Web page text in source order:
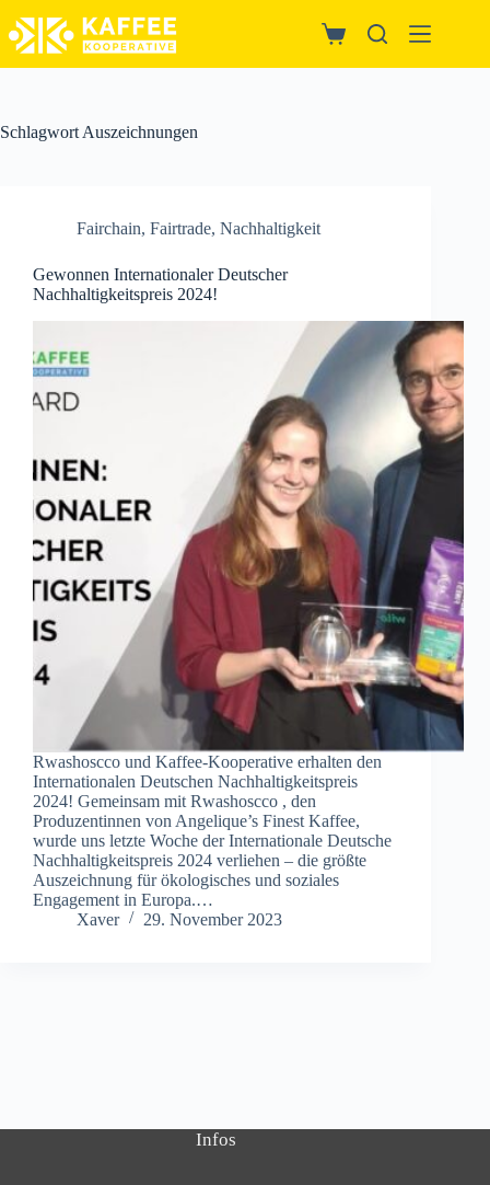
Inhalt
springen
Warenkorb
Schlagwort Auszeichnungen
Fairchain, Fairtrade, Nachhaltigkeit
Gewonnen Internationaler Deutscher
Nachhaltigkeitspreis 2024!
Rwashoscco und Kaffee-Kooperative erhalten den
Internationalen Deutschen Nachhaltigkeitspreis
2024! Gemeinsam mit Rwashoscco , den
Produzentinnen von Angelique’s Finest Kaffee,
wurde uns letzte Woche der Internationale Deutsche
Nachhaltigkeitspreis 2024 verliehen – die größte
Auszeichnung für ökologisches und soziales
Engagement in Europa.…
Xaver
29. November 2023
Infos